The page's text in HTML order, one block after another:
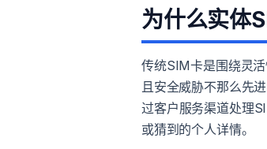
为什么实体
传统SIM卡是围绕灵
且安全威胁不那么先
过客户服务渠道处理
或猜到的个人详情。